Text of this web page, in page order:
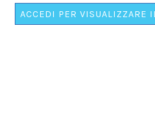
ACCEDI PER VISUALIZZARE